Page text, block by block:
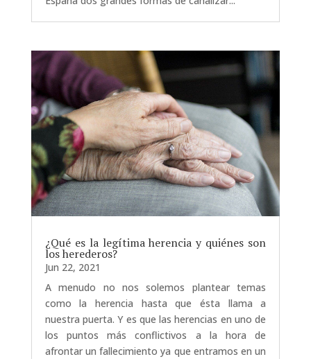
¿Qué es la legítima herencia y quiénes son
los herederos?
Jun 22, 2021
A menudo no nos solemos plantear temas
como la herencia hasta que ésta llama a
nuestra puerta. Y es que las herencias en uno de
los puntos más conflictivos a la hora de
afrontar un fallecimiento ya que entramos en un